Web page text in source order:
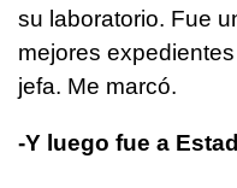
su laboratorio. Fue
mejores
jefa. Me marcó.
-Y luego fue a